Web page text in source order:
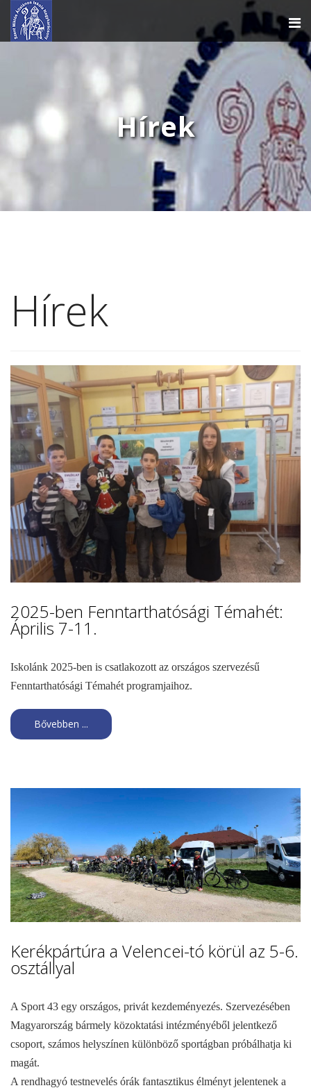
Hírek
Hírek
2025-ben Fenntarthatósági Témahét:
Április 7-11.
Iskolánk 2025-ben is csatlakozott az országos szervezésű
Fenntarthatósági Témahét programjaihoz.
Bővebben ...
Kerékpártúra a Velencei-tó körül az 5-6.
osztállyal
A Sport 43 egy országos, privát kezdeményezés. Szervezésében
Magyarország bármely közoktatási intézményéből jelentkező
csoport, számos helyszínen különböző sportágban próbálhatja ki
magát.
A rendhagyó testnevelés órák fantasztikus élményt jelentenek a